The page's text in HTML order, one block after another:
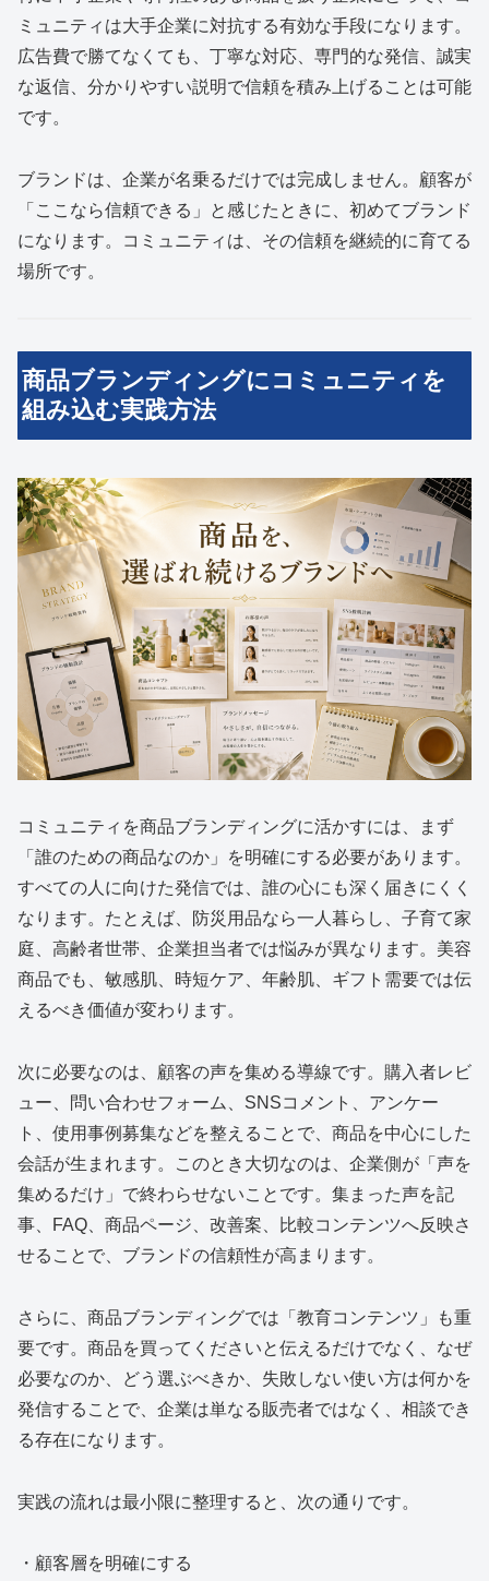
ミュニティは大手企業に対抗する有効な手段になります。
広告費で勝てなくても、丁寧な対応、専門的な発信、誠実
な返信、分かりやすい説明で信頼を積み上げることは可能
です。
ブランドは、企業が名乗るだけでは完成しません。顧客が
「ここなら信頼できる」と感じたときに、初めてブランド
になります。コミュニティは、その信頼を継続的に育てる
場所です。
商品ブランディングにコミュニティを
組み込む実践方法
コミュニティを商品ブランディングに活かすには、まず
「誰のための商品なのか」を明確にする必要があります。
すべての人に向けた発信では、誰の心にも深く届きにくく
なります。たとえば、防災用品なら一人暮らし、子育て家
庭、高齢者世帯、企業担当者では悩みが異なります。美容
商品でも、敏感肌、時短ケア、年齢肌、ギフト需要では伝
えるべき価値が変わります。
次に必要なのは、顧客の声を集める導線です。購入者レビ
ュー、問い合わせフォーム、SNSコメント、アンケー
ト、使用事例募集などを整えることで、商品を中心にした
会話が生まれます。このとき大切なのは、企業側が「声を
集めるだけ」で終わらせないことです。集まった声を記
事、FAQ、商品ページ、改善案、比較コンテンツへ反映さ
せることで、ブランドの信頼性が高まります。
さらに、商品ブランディングでは「教育コンテンツ」も重
要です。商品を買ってくださいと伝えるだけでなく、なぜ
必要なのか、どう選ぶべきか、失敗しない使い方は何かを
発信することで、企業は単なる販売者ではなく、相談でき
る存在になります。
実践の流れは最小限に整理すると、次の通りです。
・顧客層を明確にする